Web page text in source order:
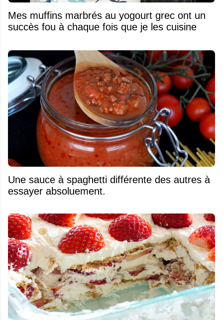
Mes muffins marbrés au yogourt grec ont un
succès fou à chaque fois que je les cuisine
Une sauce à spaghetti différente des autres à
essayer absoluement.